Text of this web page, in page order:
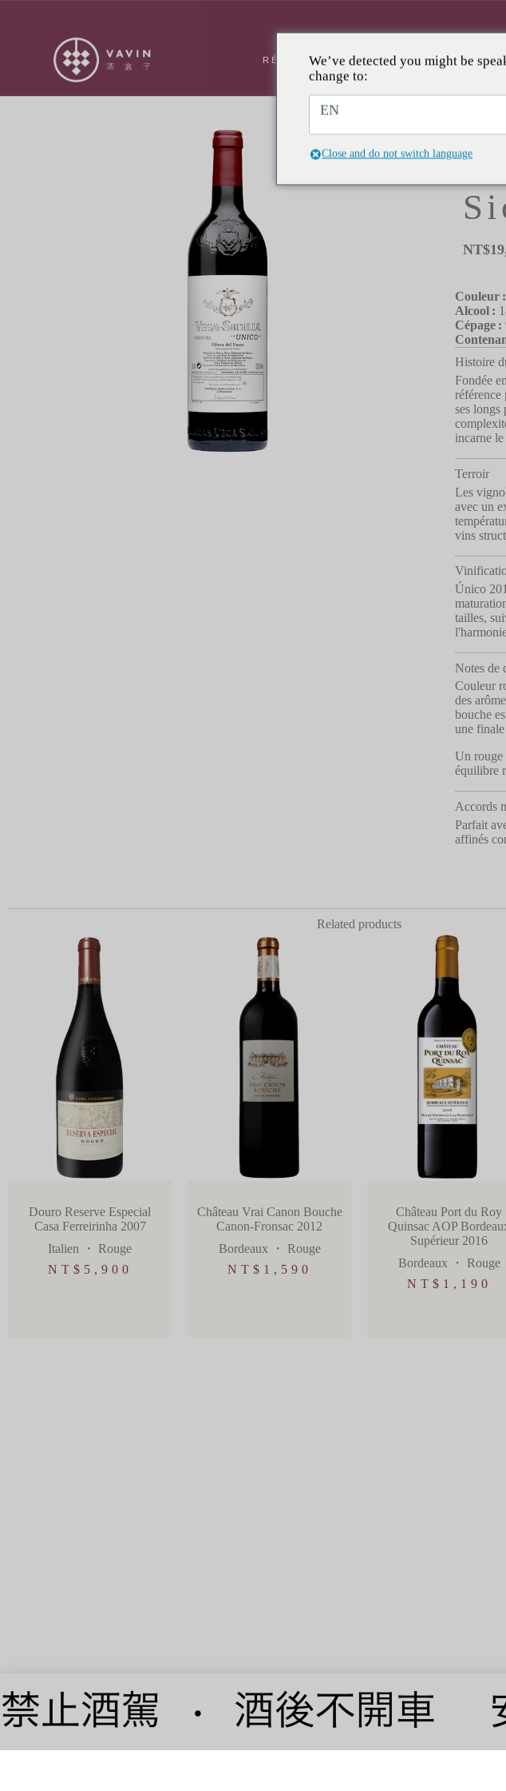
RÉSERVATION LA CAVE
NT$
Couleur :
Alcool :
Cépage :
Histoire
Fondée
référence
ses longs
incarne
Terroir
Les
avec un
vins
Único
tailles,
Notes de
Couleur
des
bouche
une
Un rouge
équilibre
Accords
Parfait
affinés
Related products
Douro Reserve Especial
Casa Ferreirinha 2007
Italien ・ Rouge
NT$ 5,900
Château Vrai Canon Bouche
Canon-Fronsac 2012
Bordeaux ・ Rouge
NT$ 1,590
Château Port du Roy
Quinsac AOP
Supérieur 2016
Bordeaux ・ Rouge
NT$ 1,190
We’ve detected you might be
change to:
EN
Close and do not switch language